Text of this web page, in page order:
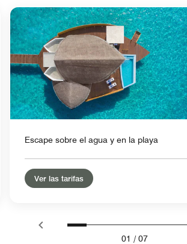
de expansión
Escape sobre el agua y en la playa
Ver las tarifas
01 / 07